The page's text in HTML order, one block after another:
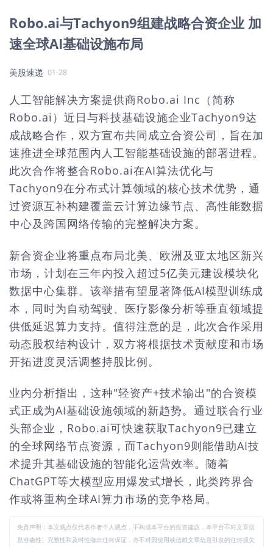
Robo.ai与Tachyon9组建战略合资企业 加
速全球AI基础设施布局
美股速递 01-28
人工智能解决方案提供商Robo.ai Inc（简称
Robo.ai）近日与科技基础设施企业Tachyon9达
成战略合作，双方宣布共同成立合资公司，旨在加
速推进全球范围内人工智能基础设施的部署进程。
此次合作将整合Robo.ai在AI算法优化与
Tachyon9在分布式计算领域的核心技术优势，通
过资源互补构建覆盖云计算边缘节点、高性能数据
中心及跨国网络传输的完整解决方案。
新合资企业将重点布局北美、欧洲及亚太地区新兴
市场，计划在三年内投入超过5亿美元建设模块化
数据中心集群。该举措有望显著降低AI模型训练成
本，同时为自动驾驶、医疗影像分析等垂直领域提
供低延迟算力支持。值得注意的是，此次合作采用
动态股权结构设计，双方将根据技术贡献度和市场
开拓进度灵活调整持股比例。
业内分析指出，这种"轻资产+技术输出"的合资模
式正成为AI基础设施领域的新趋势。通过联合行业
头部企业，Robo.ai可快速获取Tachyon9已建立
的全球网络节点资源，而Tachyon9则能借助AI技
术提升其基础设施的智能化运营效率。随着
ChatGPT等大模型应用爆发式增长，此类跨界合
作或将重构全球AI算力市场的竞争格局。
免责声明：本文观点仅代表作者个人观点，不构成本平台的投资建议，本平台不对文章信
息准确性、完整性和及时性做出任何保证，亦不对因使用或信赖文章信息引发的任何损失